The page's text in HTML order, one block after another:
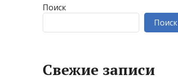
Поиск
Поиск
Свежие записи